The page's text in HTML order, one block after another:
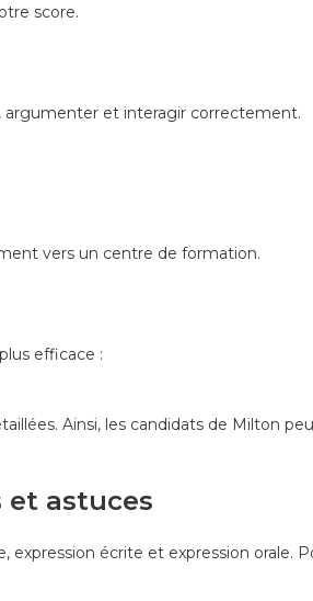
score.
argumenter et interagir correctement.
vers un centre de formation.
efficace :
Ainsi, les candidats de Milton
et astuces
écrite et expression orale.